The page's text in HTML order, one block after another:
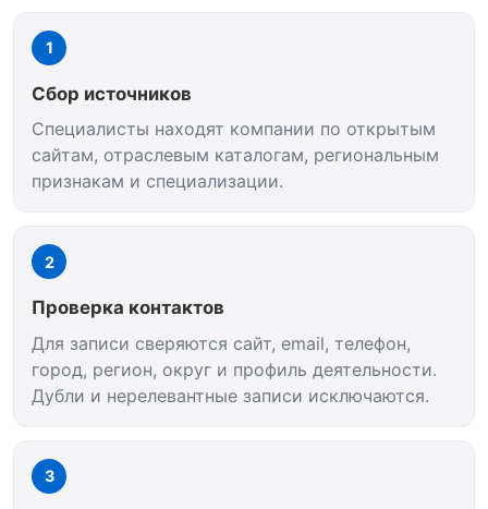
1
Сбор источников
Специалисты находят компании по открытым
сайтам, отраслевым каталогам, региональным
признакам и специализации.
2
Проверка контактов
Для записи сверяются сайт, email, телефон,
город, регион, округ и профиль деятельности.
Дубли и нерелевантные записи исключаются.
3